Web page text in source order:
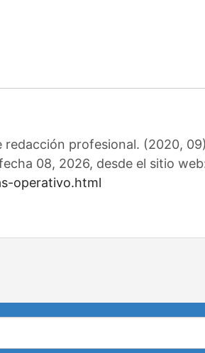
redacción profesional. (2020,
08, 2026, desde el sitio
operativo.html